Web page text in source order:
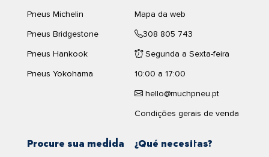
Pneus Michelin
Pneus Bridgestone
Pneus Hankook
Pneus Yokohama
¿Qué necesitas?
Procure sua medida
Mapa da web
308 805 743
Segunda a Sexta-feira
10:00 a 17:00
hello@muchpneu.pt
Condições gerais de venda